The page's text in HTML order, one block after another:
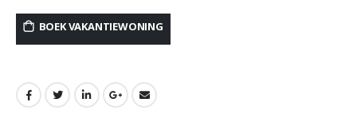
BOEK VAKANTIEWONING